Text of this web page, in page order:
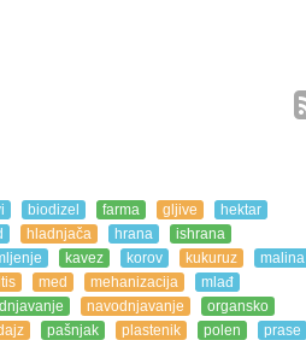
biodizel farma gljive
hektar
hladnjača hrana
ishrana
kavez korov kukuruz
malina
med mehanizacija
mlađ
navodnjavanje
organsko
pašnjak plastenik polen
prase